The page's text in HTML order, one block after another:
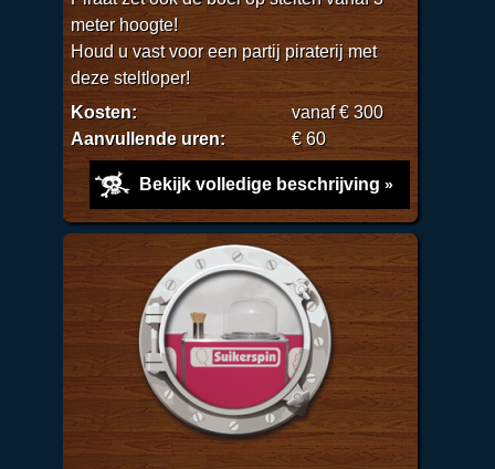
meter hoogte!
Houd u vast voor een partij piraterij met
deze steltloper!
Kosten:
vanaf € 300
Aanvullende uren:
€ 60
Bekijk volledige beschrijving